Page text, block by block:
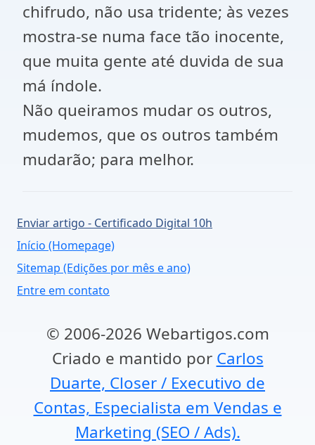
chifrudo, não usa tridente; às vezes
mostra-se numa face tão inocente,
que muita gente até duvida de sua
má índole.
Não queiramos mudar os outros,
mudemos, que os outros também
mudarão; para melhor.
Enviar artigo - Certificado Digital 10h
Início (Homepage)
Sitemap (Edições por mês e ano)
Entre em contato
© 2006-2026 Webartigos.com
Criado e mantido por Carlos
Duarte, Closer / Executivo de
Contas, Especialista em Vendas e
Marketing (SEO / Ads).